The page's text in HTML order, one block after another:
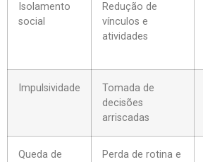
Isolamento
social
Redução de
vínculos e
atividades
Impulsividade
Tomada de
decisões
arriscadas
Queda de
Perda de rotina e